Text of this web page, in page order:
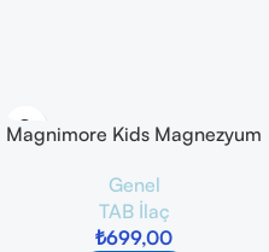
Magnimore Kids Magnezyum
Genel
TAB İlaç
₺699,00